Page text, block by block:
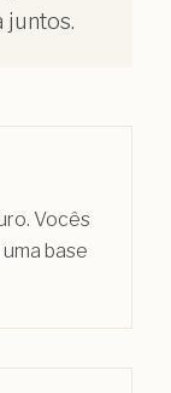
juntos.
Vocês
base